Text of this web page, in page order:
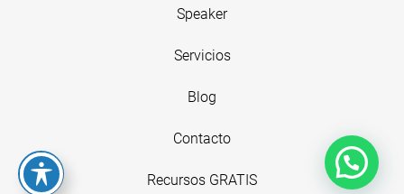
Speaker
Servicios
Blog
Contacto
Recursos GRATIS